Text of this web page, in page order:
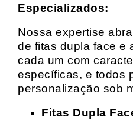
Especializados:
Nossa expertise
de fitas dupla face e
cada um com
específicas, e todos
personalização sob
Fitas Dupla